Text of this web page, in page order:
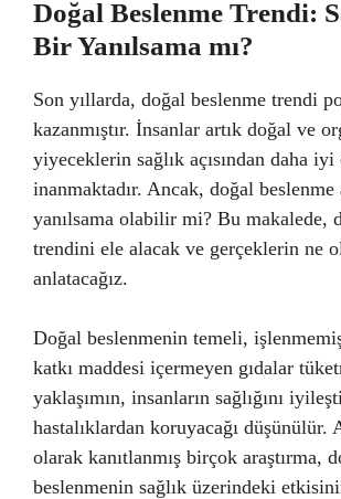
Doğal Beslenme Trendi:
Bir Yanılsama mı?
Son yıllarda, doğal beslenme trendi
kazanmıştır. İnsanlar artık doğal ve
yiyeceklerin sağlık açısından daha
inanmaktadır. Ancak, doğal beslenme
yanılsama olabilir mi? Bu makalede,
trendini ele alacak ve gerçeklerin ne
anlatacağız.
Doğal beslenmenin temeli,
katkı maddesi içermeyen gıdalar
yaklaşımın, insanların sağlığını
hastalıklardan koruyacağı
olarak kanıtlanmış birçok araştırma,
beslenmenin sağlık üzerindeki